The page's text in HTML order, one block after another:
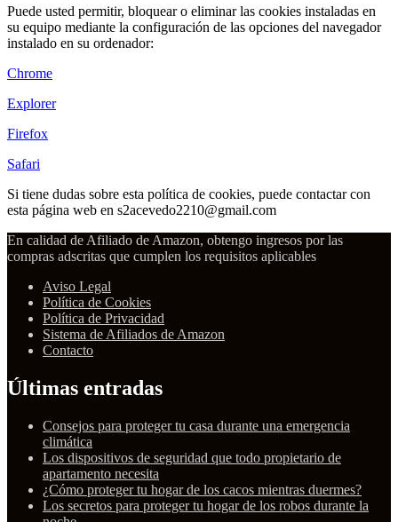
Puede usted permitir, bloquear o eliminar las cookies instaladas en
su equipo mediante la configuración de las opciones del navegador
instalado en su ordenador:
Chrome
Explorer
Firefox
Safari
Si tiene dudas sobre esta política de cookies, puede contactar con
esta página web en s2acevedo2210@gmail.com
En calidad de Afiliado de Amazon, obtengo ingresos por las
compras adscritas que cumplen los requisitos aplicables
Aviso Legal
Política de Cookies
Política de Privacidad
Sistema de Afiliados de Amazon
Contacto
Últimas entradas
Consejos para proteger tu casa durante una emergencia
climática
Los dispositivos de seguridad que todo propietario de
apartamento necesita
¿Cómo proteger tu hogar de los cacos mientras duermes?
Los secretos para proteger tu hogar de los robos durante la